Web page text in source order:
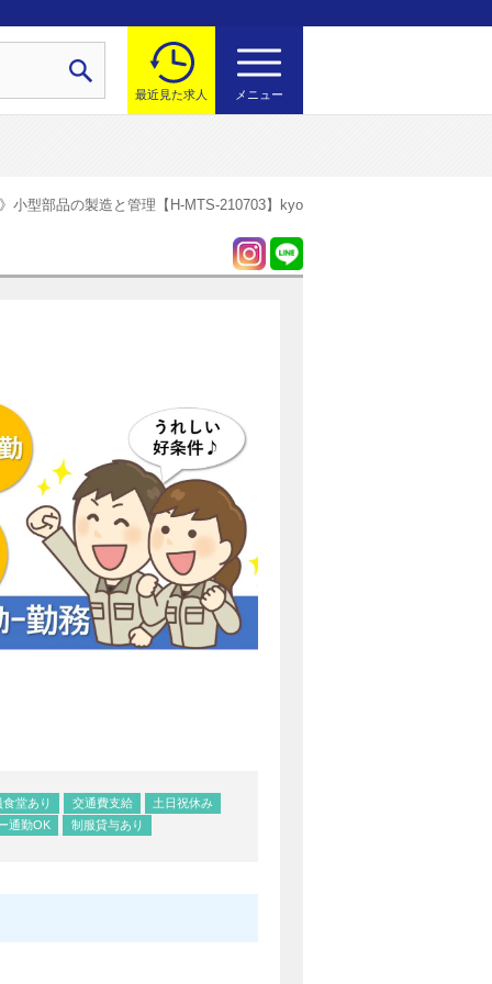
最近見た求人 メニュー
》小型部品の製造と管理【H-MTS-210703】kyo
食堂あり 交通費支給
土日祝休み
通勤OK 制服貸与あり